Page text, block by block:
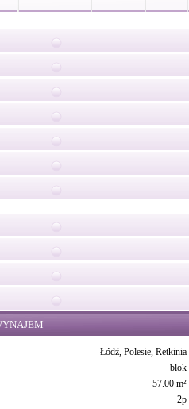
Łódź, Polesie, Retkinia
blok
57.00 m²
2p